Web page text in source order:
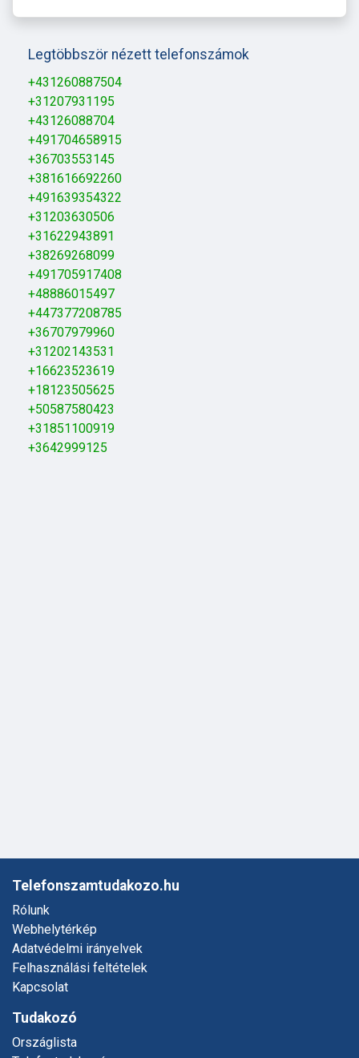
Legtöbbször nézett telefonszámok
+431260887504
+31207931195
+43126088704
+491704658915
+36703553145
+381616692260
+491639354322
+31203630506
+31622943891
+38269268099
+491705917408
+48886015497
+447377208785
+36707979960
+31202143531
+16623523619
+18123505625
+50587580423
+31851100919
+3642999125
Telefonszamtudakozo.hu
Rólunk
Webhelytérkép
Adatvédelmi irányelvek
Felhasználási feltételek
Kapcsolat
Tudakozó
Országlista